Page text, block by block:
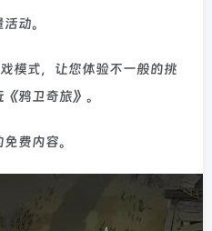
动。
模式，让您体验不一般的挑
鸦卫奇旅》。
费内容。